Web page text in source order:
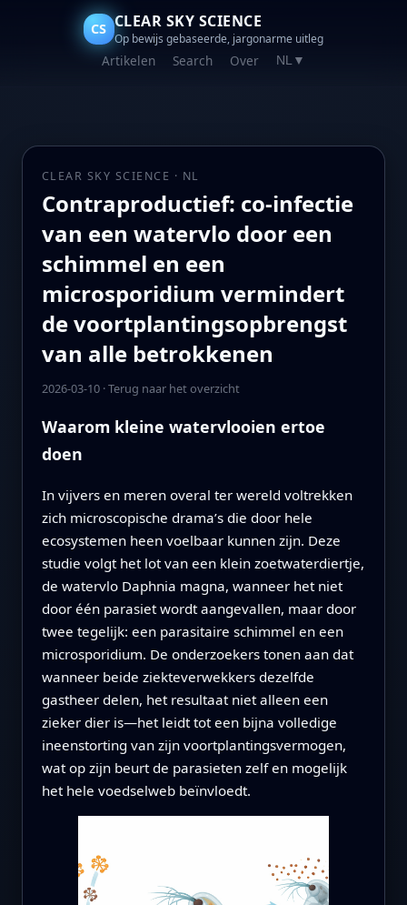
CS CLEAR SKY SCIENCE
Op bewijs gebaseerde, jargonarme uitleg
Artikelen Search Over NL ▼
CLEAR SKY SCIENCE · NL
Contraproductief: co-infectie
van een watervlo door een
schimmel en een
microsporidium vermindert
de voortplantingsopbrengst
van alle betrokkenen
2026-03-10·Terug naar het overzicht
Waarom kleine watervlooien ertoe
doen
In vijvers en meren overal ter wereld voltrekken
zich microscopische drama’s die door hele
ecosystemen heen voelbaar kunnen zijn. Deze
studie volgt het lot van een klein zoetwaterdiertje,
de watervlo Daphnia magna, wanneer het niet
door één parasiet wordt aangevallen, maar door
twee tegelijk: een parasitaire schimmel en een
microsporidium. De onderzoekers tonen aan dat
wanneer beide ziekteverwekkers dezelfde
gastheer delen, het resultaat niet alleen een
zieker dier is—het leidt tot een bijna volledige
ineenstorting van zijn voortplantingsvermogen,
wat op zijn beurt de parasieten zelf en mogelijk
het hele voedselweb beïnvloedt.